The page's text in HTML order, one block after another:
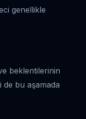
genellikle
beklentilerinin
de bu aşamada